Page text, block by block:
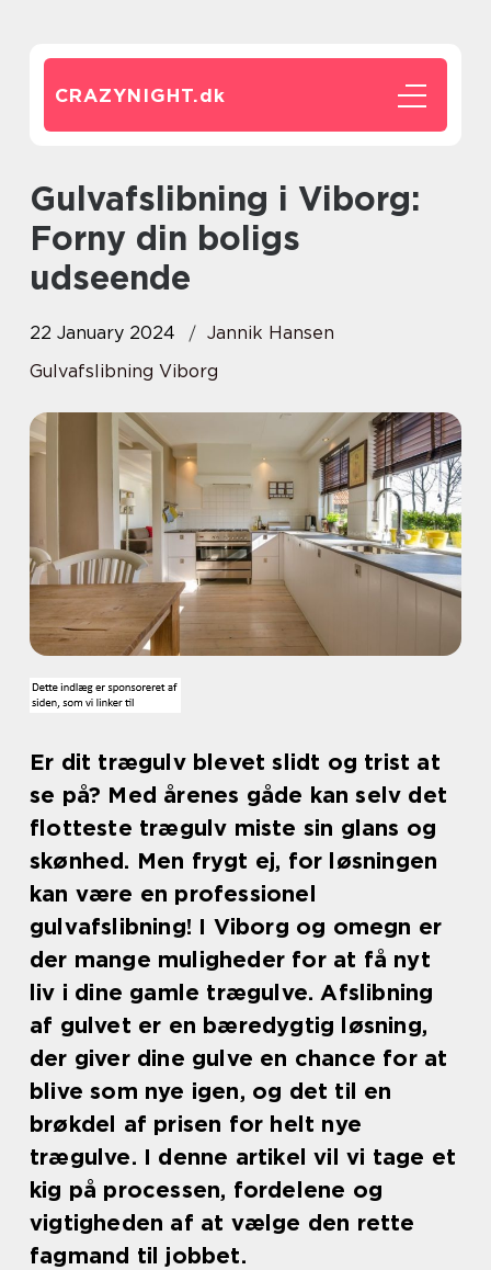
CRAZYNIGHT.dk
Gulvafslibning i Viborg:
Forny din boligs
udseende
22 January 2024
Jannik Hansen
Gulvafslibning Viborg
Er dit trægulv blevet slidt og trist at
se på? Med årenes gåde kan selv det
flotteste trægulv miste sin glans og
skønhed. Men frygt ej, for løsningen
kan være en professionel
gulvafslibning! I Viborg og omegn er
der mange muligheder for at få nyt
liv i dine gamle trægulve. Afslibning
af gulvet er en bæredygtig løsning,
der giver dine gulve en chance for at
blive som nye igen, og det til en
brøkdel af prisen for helt nye
trægulve. I denne artikel vil vi tage et
kig på processen, fordelene og
vigtigheden af at vælge den rette
fagmand til jobbet.